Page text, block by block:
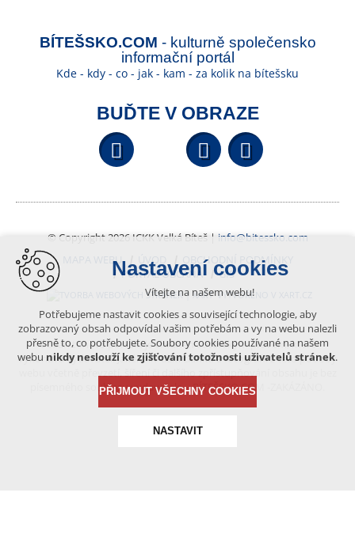
BÍTEŠSKO.COM - kulturně společensko
informační portál
Kde - kdy - co - jak - kam - za kolik na bítešsku
BUĎTE V OBRAZE
Facebook YouTube
© Copyright 2026 ICKK Velká Bíteš | info@bitessko.com
MAPA WEBU
ÚVOD
OBCHODNÍ PODMÍNKY
PORTÁL OBČANA
GIS
VYTVOŘENO V XART.CZ
Obsah tohoto portálu je chráněn autorským právem, které
vykonává vydavatel. Jakékoliv užití článků a fotografií z této podoby
písemného souhlasu vydavatele – BÍTEŠSKO.COM -ZAKÁZÁNO.
Nastavení cookies
Vítejte na našem webu!
Potřebujeme nastavit cookies a související technologie, aby
zobrazovaný obsah odpovídal vašim potřebám a vy na webu nalezli
přesně to, co potřebujete. Soubory cookies používané na našem
webu nikdy neslouží ke zjišťování totožnosti uživatelů stránek.
PŘIJMOUT VŠECHNY COOKIES
NASTAVIT